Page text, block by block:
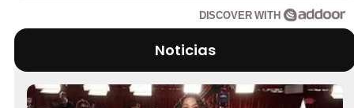
DISCOVER WITH
Noticias